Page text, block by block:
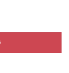
Full Box số